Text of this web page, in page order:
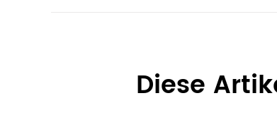
Diese